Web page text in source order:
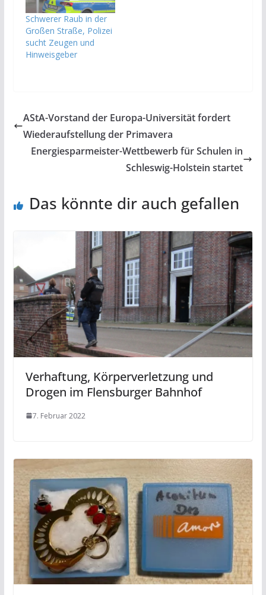
Schwerer Raub in der
Großen Straße, Polizei
sucht Zeugen und
Hinweisgeber
AStA-Vorstand der Europa-Universität fordert
Wiederaufstellung der Primavera
Energiesparmeister-Wettbewerb für Schulen in
Schleswig-Holstein startet
Das könnte dir auch gefallen
Verhaftung, Körperverletzung und
Drogen im Flensburger Bahnhof
7. Februar 2022